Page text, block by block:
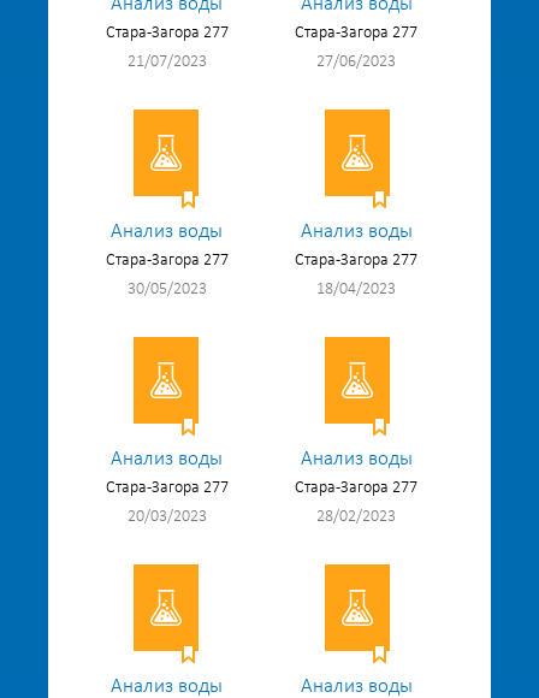
Анализ воды
Стара-Загора 277
21/07/2023
Анализ воды
Стара-Загора 277
27/06/2023
Анализ воды
Стара-Загора 277
30/05/2023
Анализ воды
Стара-Загора 277
18/04/2023
Анализ воды
Стара-Загора 277
20/03/2023
Анализ воды
Стара-Загора 277
28/02/2023
Анализ воды Анализ воды